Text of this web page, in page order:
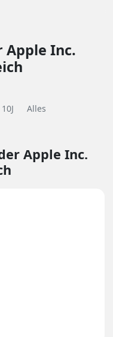
Apple Inc.
10J Alles
Apple Inc.